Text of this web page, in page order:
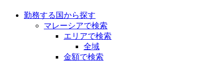
勤務する国から探す
マレーシアで検索
エリアで検索
全域
金額で検索